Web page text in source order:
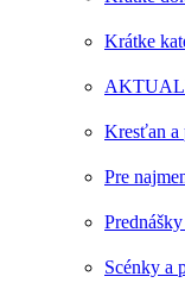
Krátke
Kresťan a
Pre
Scénky a